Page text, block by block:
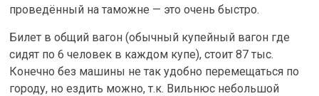
проведённый на таможне — это очень быстро.
Билет в общий вагон (обычный купейный вагон где
сидят по 6 человек в каждом купе), стоит 87 тыс.
Конечно без машины не так удобно перемещаться по
городу, но ездить можно, т.к. Вильнюс небольшой